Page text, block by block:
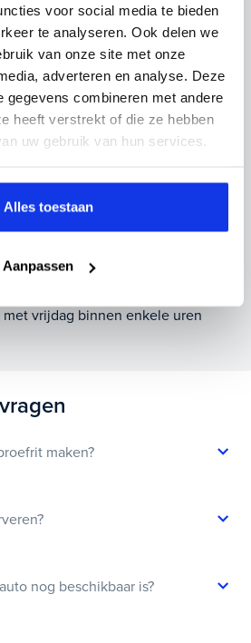
voor social media te bieden
te analyseren. Ook delen we
van onze site met onze
adverteren en analyse. Deze
gegevens combineren met andere
heeft verstrekt of die ze hebben
uw gebruik van hun services.
Alles toestaan
Aanpassen
Romeo zijn onder andere
demping systeem, audio
nog veel meer.
maar je kan deze Alfa
ons financieren of leasen.
deze auto?
en vergeet niet foto's van je
Kilometerstand (bij benadering)
met vrijdag binnen enkele uren
maken?
nog beschikbaar is?